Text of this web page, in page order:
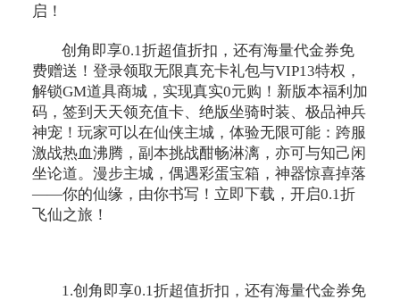
启！
创角即享0.1折超值折扣，还有海量代金券免
费赠送！登录领取无限真充卡礼包与VIP13特权，
解锁GM道具商城，实现真实0元购！新版本福利加
码，签到天天领充值卡、绝版坐骑时装、极品神兵
神宠！玩家可以在仙侠主城，体验无限可能：跨服
激战热血沸腾，副本挑战酣畅淋漓，亦可与知己闲
坐论道。漫步主城，偶遇彩蛋宝箱，神器惊喜掉落
——你的仙缘，由你书写！立即下载，开启0.1折
飞仙之旅！
1.创角即享0.1折超值折扣，还有海量代金券免